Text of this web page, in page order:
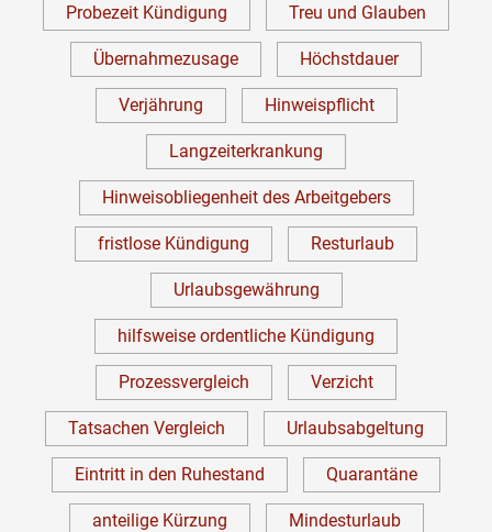
Probezeit Kündigung Treu und Glauben
Übernahmezusage Höchstdauer
Verjährung Hinweispflicht
Langzeiterkrankung
Hinweisobliegenheit des Arbeitgebers
fristlose Kündigung Resturlaub
Urlaubsgewährung
hilfsweise ordentliche Kündigung
Prozessvergleich Verzicht
Tatsachen Vergleich Urlaubsabgeltung
Eintritt in den Ruhestand Quarantäne
anteilige Kürzung Mindesturlaub